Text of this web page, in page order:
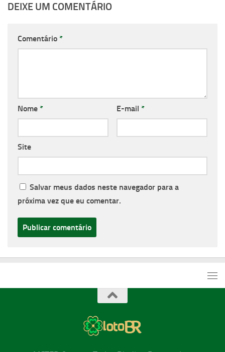
DEIXE UM COMENTÁRIO
Comentário *
Nome * E-mail *
Site
Salvar meus dados neste navegador para a
próxima vez que eu comentar.